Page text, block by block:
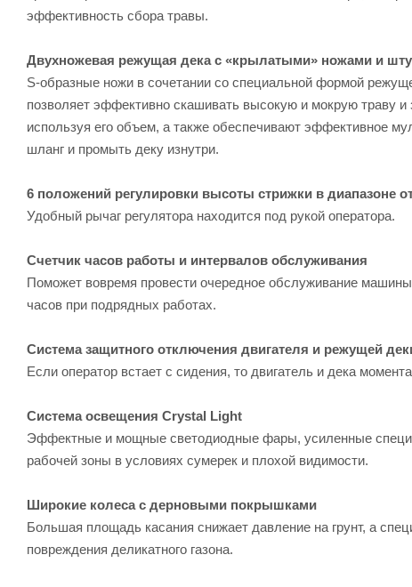
эффективность сбора травы.
Двухножевая режущая дека с «крылатыми» ножами и
S-образные ножи в сочетании со специальной формой
позволяет эффективно скашивать высокую и мокрую траву
используя его объем, а также обеспечивают эффективное
шланг и промыть деку изнутри.
6 положений регулировки высоты стрижки в диапазоне
Удобный рычаг регулятора находится под рукой оператора.
Счетчик часов работы и интервалов обслуживания
Поможет вовремя провести очередное обслуживание
часов при подрядных работах.
Система защитного отключения двигателя и режущей
Если оператор встает с сидения, то двигатель и дека
Система освещения Crystal Light
Эффектные и мощные светодиодные фары, усиленные
рабочей зоны в условиях сумерек и плохой видимости.
Широкие колеса с дерновыми покрышками
Большая площадь касания снижает давление на грунт, а
повреждения деликатного газона.